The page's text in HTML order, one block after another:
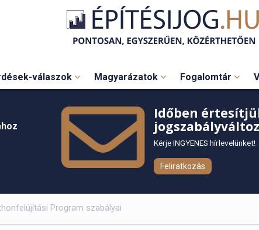
válaszok Magyarázatok Fogalomtár
Időben
Kérje INGYENES hírlevelünket!
Feliratkozás
Program szabályai